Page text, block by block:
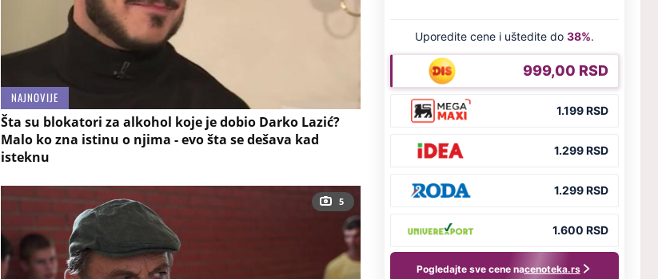
NAJNOVIJE
Šta su blokatori za alkohol koje je dobio Darko Lazić?
Malo ko zna istinu o njima - evo šta se dešava kad
isteknu
5